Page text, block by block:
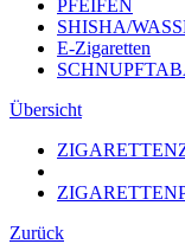
PFEIFEN
SHISHA/
E-Zigaretten
Übersicht
Zurück